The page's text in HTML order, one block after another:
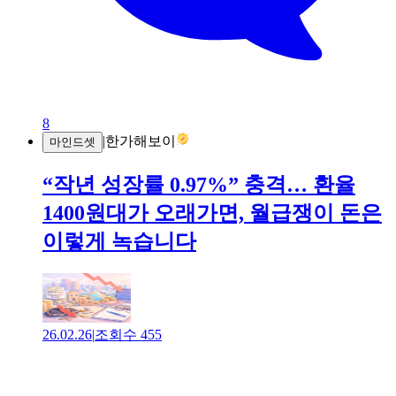
8
마인드셋 |한가해보이
“작년 성장률 0.97%” 충격… 환율
1400원대가 오래가면, 월급쟁이 돈은
이렇게 녹습니다
26.02.26|조회수 455